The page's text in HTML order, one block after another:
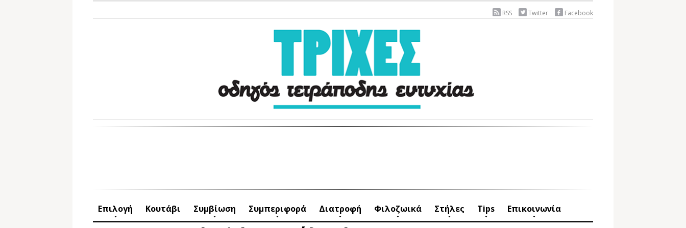
RSS Twitter Facebook
Επιλογή Κουτάβι Συμβίωση Συμπεριφορά Διατροφή Φιλοζωικά Στήλες Tips Επικοινωνία